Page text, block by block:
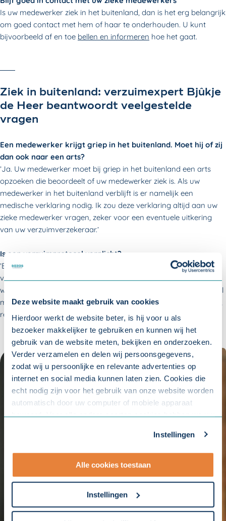
Deze website maakt gebruik van cookies
Hierdoor werkt de website beter, is hij voor u als
bezoeker makkelijker te gebruiken en kunnen wij het
gebruik van de website meten, bekijken en onderzoeken.
Verder verzamelen en delen wij persoonsgegevens,
zodat wij u persoonlijke en relevante advertenties op
internet en social media kunnen laten zien. Cookies die
echt nodig zijn voor het gebruik van onze website worden
automatisch door uw computer of mobiele apparaat
bewaard. Voor alle andere soorten cookies hebben we uw
aanpassen. Met uw toestemming delen wij uw gegevens
met onze10 partners.
- Lees hier onzeprivacyverklaringen onze
Om uw toestemmingsvoorkeur te wijzigen, klikt u op
Instellingen
Alle cookies toestaan
Instellingen
Is uw medewerker ziek in het buitenland, dan is het erg belangrijk
om goed contact met hem of haar te onderhouden. U kunt
bijvoorbeeld af en toe bellen en informeren hoe het gaat.
Ziek in buitenland: verzuimexpert Bjûkje
de Heer beantwoordt veelgestelde
vragen
Een medewerker krijgt griep in het buitenland. Moet hij of zij
dan ook naar een arts?
’Ja. Uw medewerker moet bij griep in het buitenland een arts
opzoeken die beoordeelt of uw medewerker ziek is. Als uw
medewerker in het buitenland verblijft is er namelijk een
medische verklaring nodig. Ik zou deze verklaring altijd aan uw
zieke medewerker vragen, zeker voor een eventuele uitkering
van uw verzuimverzekeraar.’
Is een verzuimprotocol verplicht?
’Een verzuimprotocol is verplicht volgens de Arbowet. Het
verzuimprotocol is een onderdeel van het verzuimbeleid wat de
werkgever binnen het bedrijf moet hebben. Een verzuimprotocol
maakt vooral duidelijk wat binnen een bedrijf de verwachtingen,
rechten en plichten van iedereen zijn.’